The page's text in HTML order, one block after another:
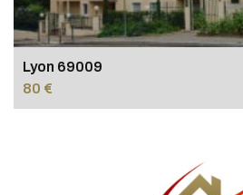
Lyon 69009
80 €